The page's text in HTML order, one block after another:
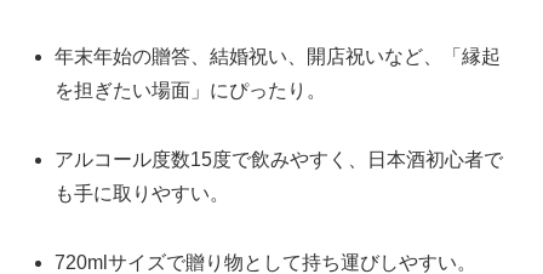
年末年始の贈答、結婚祝い、開店祝いなど、「縁起
を担ぎたい場面」にぴったり。
アルコール度数15度で飲みやすく、日本酒初心者で
も手に取りやすい。
720mlサイズで贈り物として持ち運びしやすい。